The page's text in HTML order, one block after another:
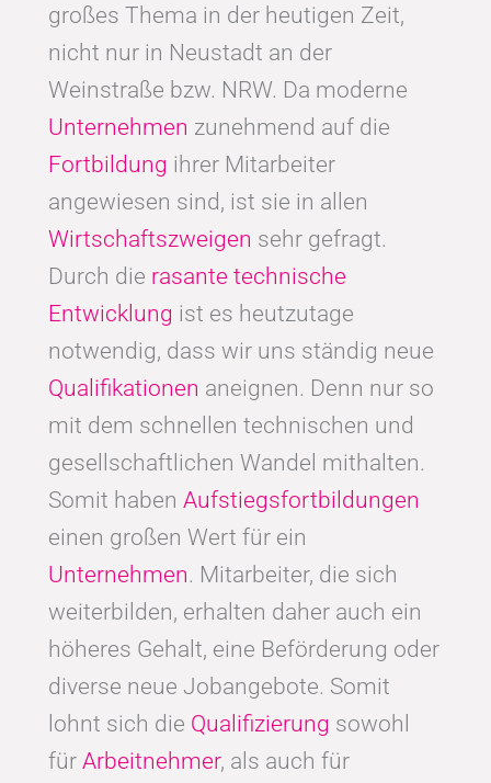
großes Thema in der heutigen Zeit,
nicht nur in Neustadt an der
Weinstraße bzw. NRW. Da moderne
Unternehmen zunehmend auf die
Fortbildung ihrer Mitarbeiter
angewiesen sind, ist sie in allen
Wirtschaftszweigen sehr gefragt.
Durch die rasante technische
Entwicklung ist es heutzutage
notwendig, dass wir uns ständig neue
Qualifikationen aneignen. Denn nur so
mit dem schnellen technischen und
gesellschaftlichen Wandel mithalten.
Somit haben Aufstiegsfortbildungen
einen großen Wert für ein
Unternehmen. Mitarbeiter, die sich
weiterbilden, erhalten daher auch ein
höheres Gehalt, eine Beförderung oder
diverse neue Jobangebote. Somit
lohnt sich die Qualifizierung sowohl
für Arbeitnehmer, als auch für